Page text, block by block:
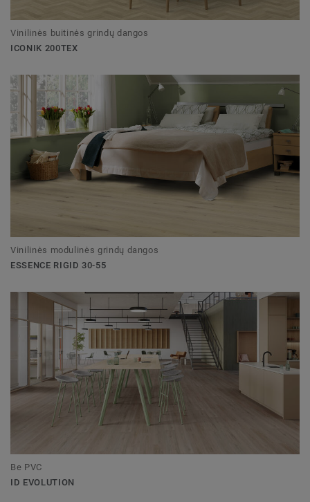
Vinilinės buitinės grindų dangos
ICONIK 200TEX
Vinilinės modulinės grindų dangos
ESSENCE RIGID 30-55
Be PVC
ID EVOLUTION